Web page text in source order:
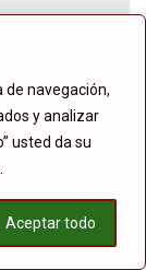
de navegación,
y analizar
usted da su
Aceptar todo